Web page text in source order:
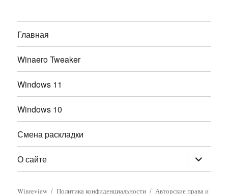
Главная
Winaero Tweaker
Windows 11
Windows 10
Смена раскладки
О сайте раскрыть
дочернее
меню
Winreview Политика конфиденциальности Авторские права и